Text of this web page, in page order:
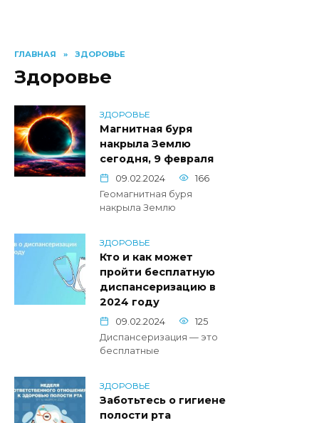
ГЛАВНАЯ » ЗДОРОВЬЕ
Здоровье
ЗДОРОВЬЕ
Магнитная буря
накрыла Землю
сегодня, 9 февраля
09.02.2024
166
Геомагнитная буря
накрыла Землю
ЗДОРОВЬЕ
Кто и как может
пройти бесплатную
диспансеризацию в
2024 году
09.02.2024
125
Диспансеризация — это
бесплатные
ЗДОРОВЬЕ
Заботьтесь о гигиене
полости рта